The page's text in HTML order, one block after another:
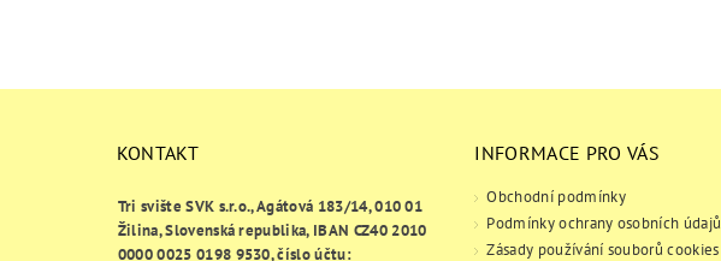
KONTAKT
Tri svište SVK s.r.o., Agátová 183/14, 010 01
Žilina, Slovenská republika, IBAN CZ40 2010
0000 0025 0198 9530, číslo účtu:
INFORMACE PRO VÁS
Obchodní podmínky
Podmínky ochrany osobních údajů
Zásady používání souborů cookies